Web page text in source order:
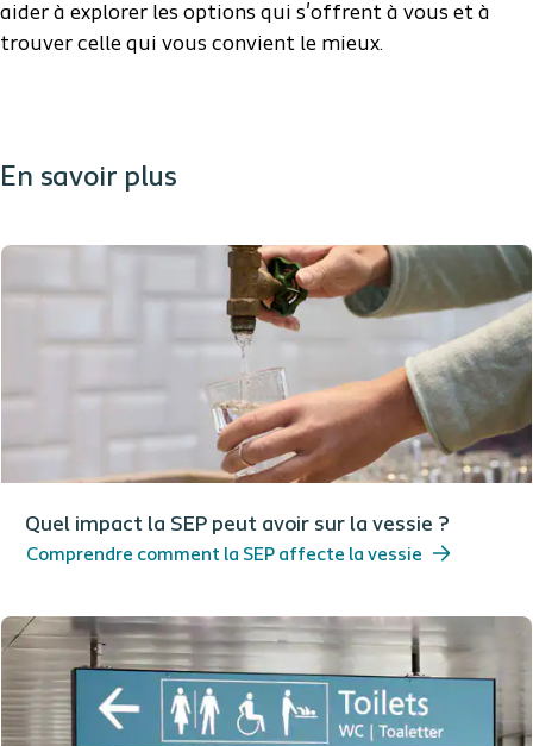
aider à explorer les options qui s'offrent à vous et à
trouver celle qui vous convient le mieux.
En savoir plus
Quel impact la SEP peut avoir sur la vessie ?
Comprendre comment la SEP affecte la vessie